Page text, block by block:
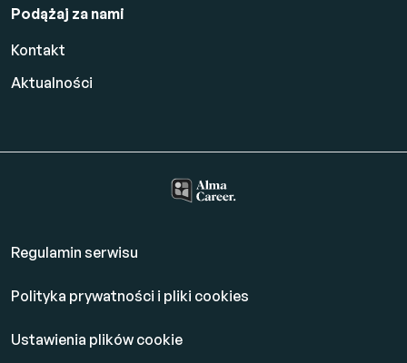
Podążaj za nami
Kontakt
Aktualności
Regulamin serwisu
Polityka prywatności i pliki cookies
Ustawienia plików cookie